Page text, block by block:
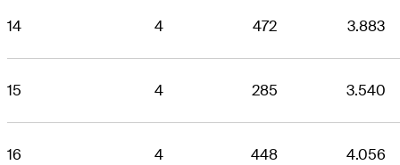
14 4 472 3.883
15 4 285 3.540
16 4 448 4.056